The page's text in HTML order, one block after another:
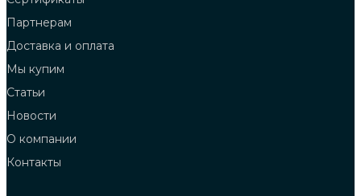
Партнерам
Доставка и оплата
Мы купим
Статьи
Новости
О компании
Контакты